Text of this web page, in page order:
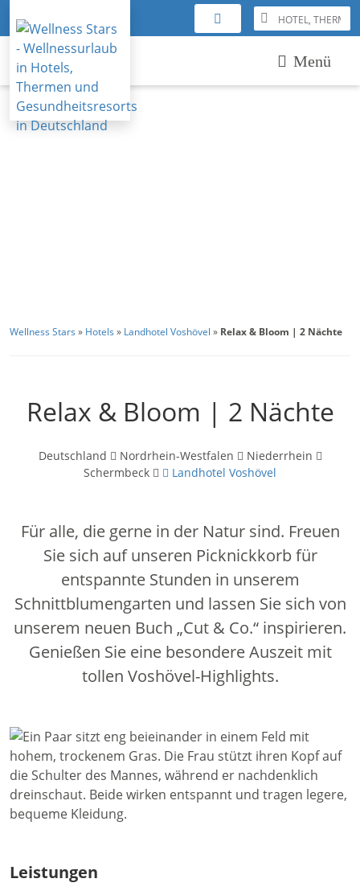
Menü
Wellness Stars » Hotels » Landhotel Voshövel » Relax & Bloom | 2 Nächte
Relax & Bloom | 2 Nächte
Deutschland Nordrhein-Westfalen
Niederrhein
Schermbeck
Landhotel Voshövel
Für alle, die gerne in der Natur sind. Freuen
Sie sich auf unseren Picknickkorb für
entspannte Stunden in unserem
Schnittblumengarten und lassen Sie sich von
unserem neuen Buch „Cut & Co.“ inspirieren.
Genießen Sie eine besondere Auszeit mit
tollen Voshövel-Highlights.
Leistungen